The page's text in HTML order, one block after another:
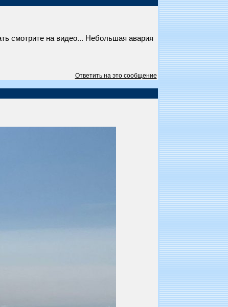
смотрите на видео... Небольшая авария
Ответить на это сообщение